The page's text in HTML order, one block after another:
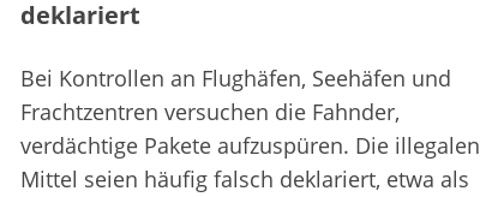
deklariert
Bei Kontrollen an Flughäfen, Seehäfen und
Frachtzentren versuchen die Fahnder,
verdächtige Pakete aufzuspüren. Die illegalen
Mittel seien häufig falsch deklariert, etwa als